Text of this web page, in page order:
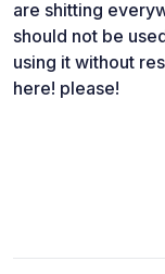
are shitting
should not be
using it without
here! please!